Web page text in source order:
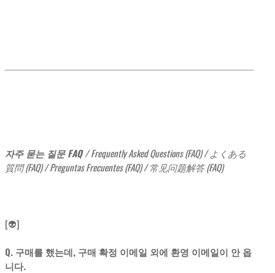
자주 묻는 질문 FAQ /Frequently Asked Questions (FAQ) / よくある
質問 (FAQ) / Preguntas Frecuentes (FAQ) / 常见问题解答 (FAQ)
[👽]
Q. 구매를 했는데, 구매 확정 이메일 외에 환영 이메일이 안 옵
니다.